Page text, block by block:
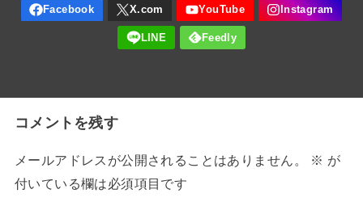
コメントを残す
メールアドレスが公開されることはありません。 ※ が
付いている欄は必須項目です